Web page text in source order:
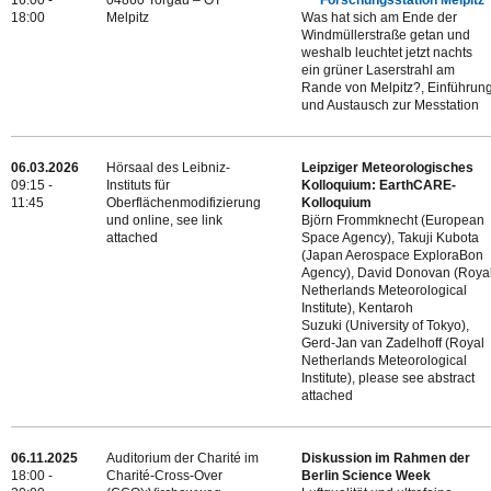
18:00
Melpitz
Was hat sich am Ende der
Windmüllerstraße getan und
weshalb leuchtet jetzt nachts
ein grüner Laserstrahl am
Rande von Melpitz?,
und Austausch zur Messtation
06.03.2026
09:15 -
11:45
Hörsaal des Leibniz-
Instituts für
Oberflächenmodifizierung
und online, see link
attached
Leipziger Meteorologisches
Kolloquium: EarthCARE-
Kolloquium
Björn Frommknecht (European
Space Agency), Takuji Kubota
(Japan Aerospace ExploraBon
Agency), David Donovan
Netherlands Meteorological
Institute), Kentaroh
Suzuki (University of Tokyo),
Gerd-Jan van Zadelhoff (Royal
Netherlands Meteorological
Institute), please see abstract
attached
06.11.2025
18:00 -
Auditorium der Charité im
Charité-Cross-Over
Diskussion im Rahmen der
Berlin Science Week